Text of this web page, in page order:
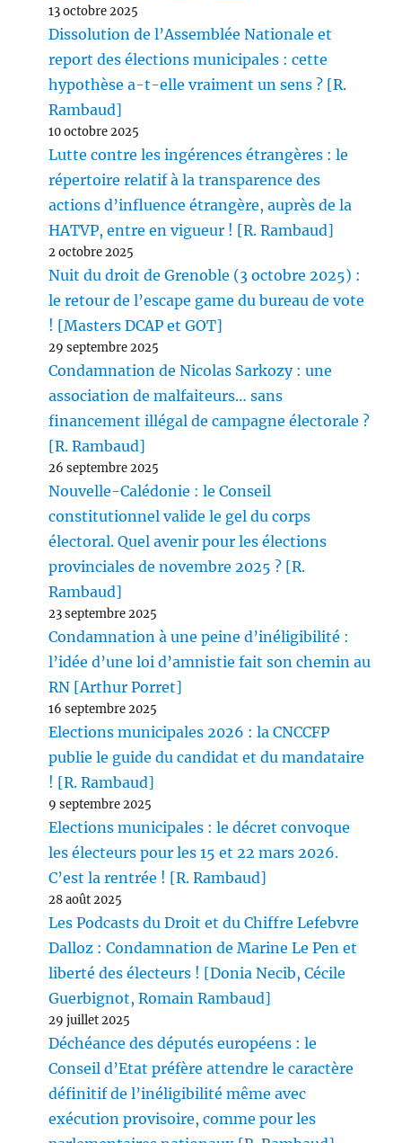
13 octobre 2025
Dissolution de l’Assemblée Nationale et
report des élections municipales : cette
hypothèse a-t-elle vraiment un sens ? [R.
Rambaud]
10 octobre 2025
Lutte contre les ingérences étrangères : le
répertoire relatif à la transparence des
actions d’influence étrangère, auprès de la
HATVP, entre en vigueur ! [R. Rambaud]
2 octobre 2025
Nuit du droit de Grenoble (3 octobre 2025) :
le retour de l’escape game du bureau de vote
! [Masters DCAP et GOT]
29 septembre 2025
Condamnation de Nicolas Sarkozy : une
association de malfaiteurs… sans
financement illégal de campagne électorale ?
[R. Rambaud]
26 septembre 2025
Nouvelle-Calédonie : le Conseil
constitutionnel valide le gel du corps
électoral. Quel avenir pour les élections
provinciales de novembre 2025 ? [R.
Rambaud]
23 septembre 2025
Condamnation à une peine d’inéligibilité :
l’idée d’une loi d’amnistie fait son chemin au
RN [Arthur Porret]
16 septembre 2025
Elections municipales 2026 : la CNCCFP
publie le guide du candidat et du mandataire
! [R. Rambaud]
9 septembre 2025
Elections municipales : le décret convoque
les électeurs pour les 15 et 22 mars 2026.
C’est la rentrée ! [R. Rambaud]
28 août 2025
Les Podcasts du Droit et du Chiffre Lefebvre
Dalloz : Condamnation de Marine Le Pen et
liberté des électeurs ! [Donia Necib, Cécile
Guerbignot, Romain Rambaud]
29 juillet 2025
Déchéance des députés européens : le
Conseil d’Etat préfère attendre le caractère
définitif de l’inéligibilité même avec
exécution provisoire, comme pour les